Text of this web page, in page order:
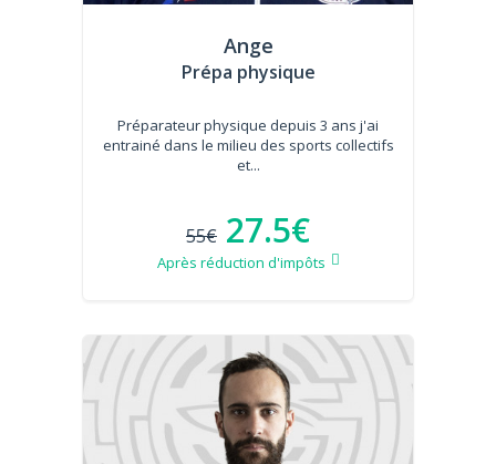
Ange
Prépa physique
Préparateur physique depuis 3 ans j'ai
entrainé dans le milieu des sports collectifs
et...
55€ 27.5€
Après réduction d'impôts